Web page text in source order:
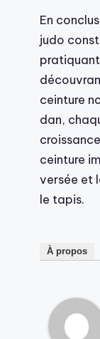
En
judo
ceinture
dan,
ceinture
versée et
le tapis.
À propos